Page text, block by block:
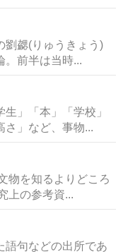
劉勰(りゅうきょう)
前半は当時...
」「本」「学校」
」など、事物...
物を知るよりどころ
上の参考資...
語句などの出所であ